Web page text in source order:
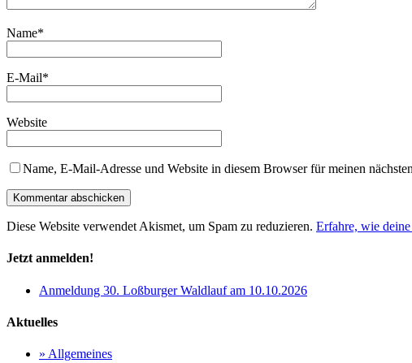
Name*
E-Mail*
Website
Name, E-Mail-Adresse und Website in diesem Browser für meinen
Diese Website verwendet Akismet, um Spam zu reduzieren. Erfahre, wie
Jetzt anmelden!
Anmeldung 30. Loßburger Waldlauf am 10.10.2026
Aktuelles
» Allgemeines